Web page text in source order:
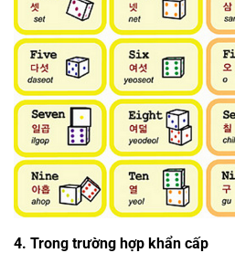
4. Trong trường hợp khẩn cấp